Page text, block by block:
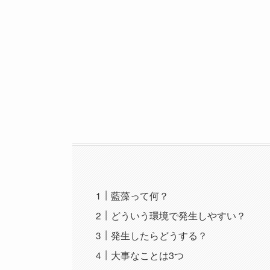
藍藻って何？
どういう環境で発生しやすい？
発生したらどうする？
大事なことは3つ